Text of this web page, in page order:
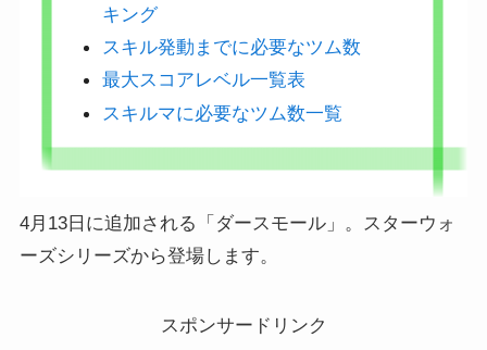
キング
スキル発動までに必要なツム数
最大スコアレベル一覧表
スキルマに必要なツム数一覧
4月13日に追加される「ダースモール」。スターウォ
ーズシリーズから登場します。
スポンサードリンク